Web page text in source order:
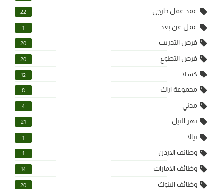
عقد عمل خارجي 22
عمل عن بعد 1
فرص التدريب 20
فرص التطوع 20
كسلا 12
مجموعة اراك 8
مدني 4
نهر النيل 21
نيالا 1
وظائف الاردن 1
وظائف الامارات 14
وظائف البنوك 20